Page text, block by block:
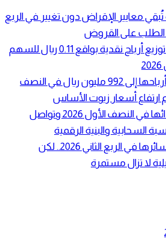
معايير الإقراض دون تغيير في الربع
على القروض
ثوب الأصيل تقر توزيع أرباح نقدية بواقع 0.11 ريال للسهم
لوبريف تضاعف أرباحها إلى 992 مليون ريال في النصف
stc تؤكد قوة أدائها في النصف الأول 2026 وتواصل
والبنية الرقمية
سابك تقلص خسائرها في الربع الثاني 2026.. لكن
لا تزال مستمرة